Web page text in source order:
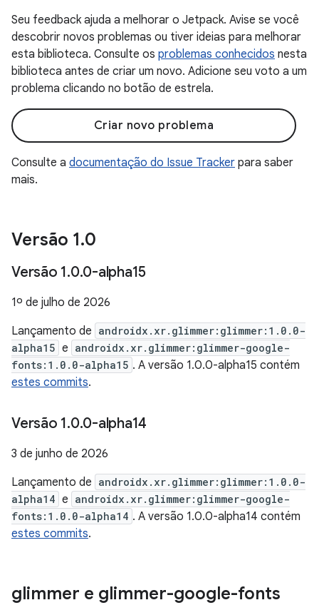
Seu feedback ajuda a melhorar o Jetpack. Avise se você
descobrir novos problemas ou tiver ideias para melhorar
esta biblioteca. Consulte os problemas conhecidos nesta
biblioteca antes de criar um novo. Adicione seu voto a um
problema clicando no botão de estrela.
Criar novo problema
Consulte a documentação do Issue Tracker para saber
mais.
Versão 1.0
Versão 1.0.0-alpha15
1º de julho de 2026
Lançamento de androidx.xr.glimmer:glimmer:1.0.0-
alpha15 e androidx.xr.glimmer:glimmer-google-
fonts:1.0.0-alpha15 . A versão 1.0.0-alpha15 contém
estes commits.
Versão 1.0.0-alpha14
3 de junho de 2026
Lançamento de androidx.xr.glimmer:glimmer:1.0.0-
alpha14 e androidx.xr.glimmer:glimmer-google-
fonts:1.0.0-alpha14 . A versão 1.0.0-alpha14 contém
estes commits.
glimmer e glimmer-google-fonts